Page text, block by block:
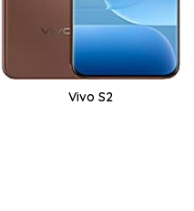
Vivo S2